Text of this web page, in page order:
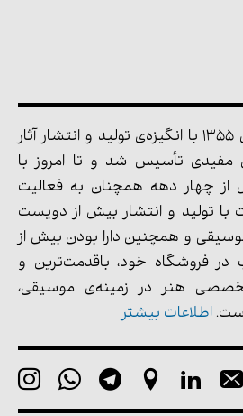
مجموعه‌ی پارت در سال 1355 با انگیزه‌ی تولید و انتشار آثار
تأسیس شد و تا امروز با
چهار دهه همچنان به فعالیت
با تولید و انتشار بیش از دویست
و همچنین دارا بودن بیش از
در فروشگاه خود، باقدمت‌ترین و
هنر در زمینه‌ی موسیقی،
اطلاعات بیشتر